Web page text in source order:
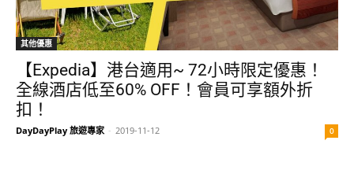
其他優惠
【Expedia】港台適用~ 72小時限定優惠！
全線酒店低至60% OFF！會員可享額外折
扣！
DayDayPlay 旅遊專家 - 2019-11-12 0